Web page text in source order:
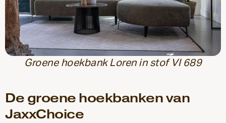
Groene hoekbank Loren in stof VI 689
De groene hoekbanken van
JaxxChoice